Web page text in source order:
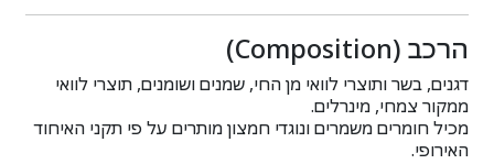
הרכב (Composition)
דגנים, בשר ותוצרי לוואי מן החי, שמנים ושומנים, תוצרי לוואי
ממקור צמחי, מינרלים.
מכיל חומרים משמרים ונוגדי חמצון מותרים על פי תקני האיחוד
האירופי.